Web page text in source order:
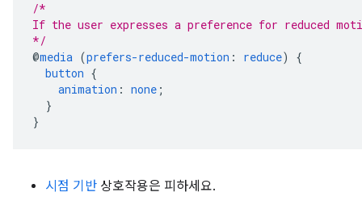
/*
If the user expresses a preference for reduced
*/
@media (prefers-reduced-motion : reduce)
{
button {
animation : none ;
}
}
시점 기반 상호작용은 피하세요.